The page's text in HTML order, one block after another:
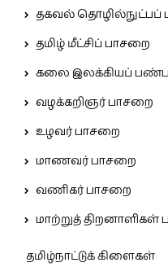
தகவல்
தமிழ் மீட்சிப் பாசறை
கலை இலக்கியப்
வழக்கறிஞர் பாசறை
உழவர் பாசறை
மாணவர் பாசறை
வணிகர் பாசறை
மாற்றுத் திறனாளிகள்
தமிழ்நாட்டுக் கிளைகள்